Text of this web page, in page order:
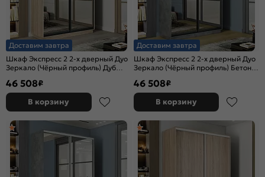
Доставим завтра
Шкаф Экспресс 2 2-х дверный Дуо
Зеркало (Чёрный профиль) Дуб
46 508₽
В корзину
Доставим завтра
Шкаф Экспресс 2 2-х дверный Дуо
Зеркало (Чёрный профиль) Бетон
46 508₽
В корзину